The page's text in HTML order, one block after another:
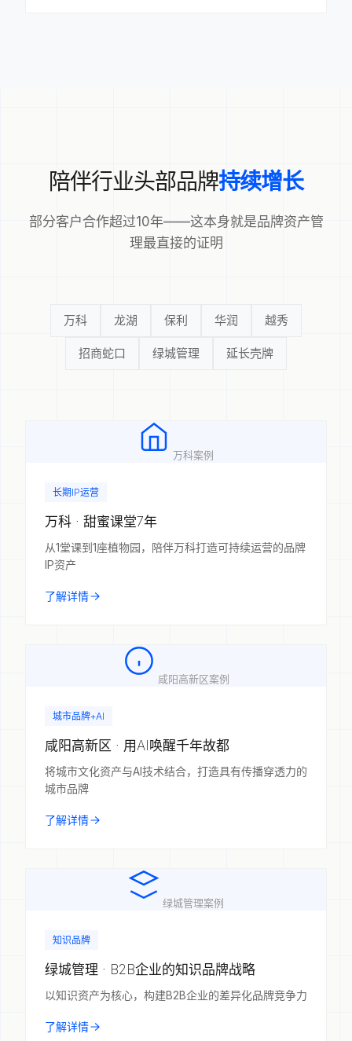
陪伴行业头部品牌持续增长
部分客户合作超过10年——这本身就是品牌资产管
理最直接的证明
万科 龙湖 保利 华润 越秀
招商蛇口 绿城管理 延长壳牌
万科案例
长期IP运营
万科 · 甜蜜课堂7年
从1堂课到1座植物园，陪伴万科打造可持续运营的品牌
IP资产
了解详情
咸阳高新区案例
城市品牌+AI
咸阳高新区 · 用AI唤醒千年故都
将城市文化资产与AI技术结合，打造具有传播穿透力的
城市品牌
了解详情
绿城管理案例
知识品牌
绿城管理 · B2B企业的知识品牌战略
以知识资产为核心，构建B2B企业的差异化品牌竞争力
了解详情